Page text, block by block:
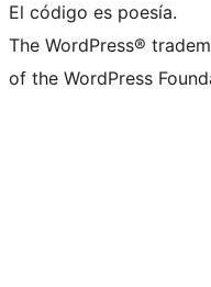
El código es poesía.
The WordPress®
of the WordPress